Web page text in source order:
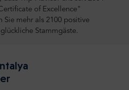
of Excellence"
Sie mehr als 2100 positive
Stammgäste.